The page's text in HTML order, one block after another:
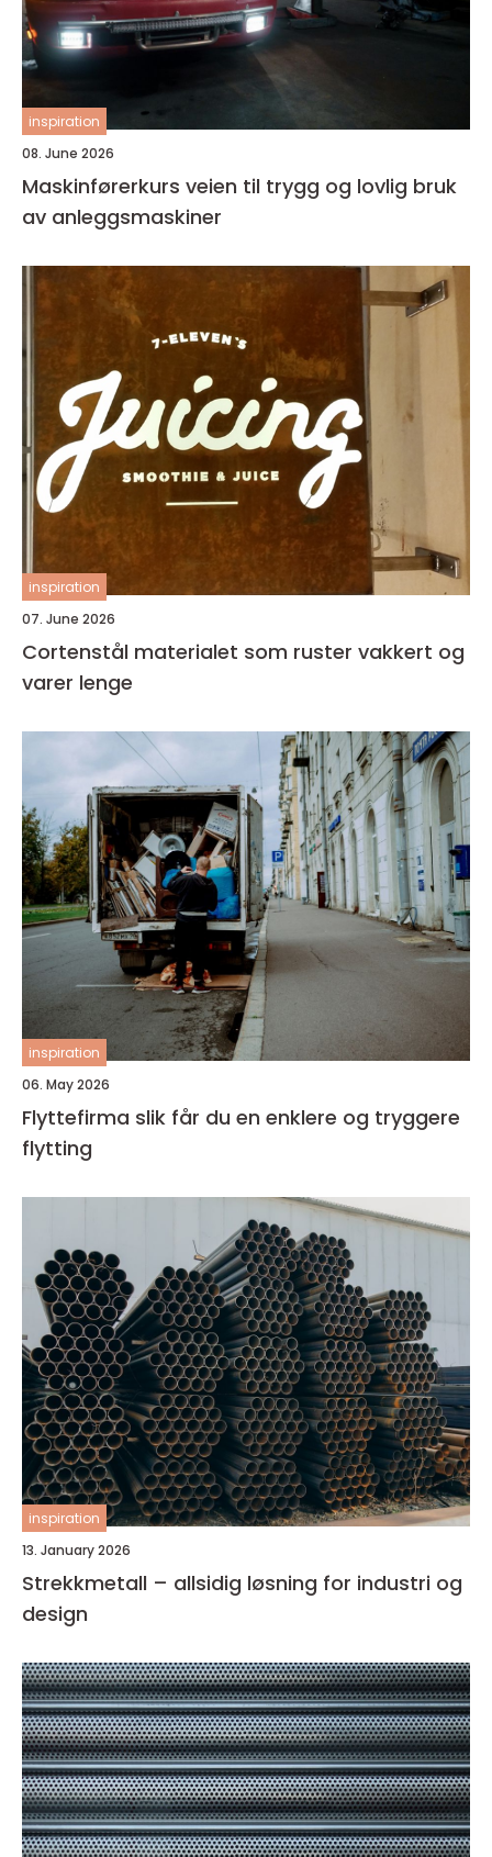
inspiration
08. June 2026
Maskinførerkurs veien til trygg og lovlig bruk
av anleggsmaskiner
inspiration
07. June 2026
Cortenstål materialet som ruster vakkert og
varer lenge
inspiration
06. May 2026
Flyttefirma slik får du en enklere og tryggere
flytting
inspiration
13. January 2026
Strekkmetall – allsidig løsning for industri og
design